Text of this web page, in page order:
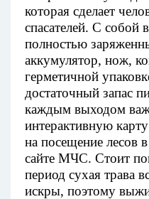
которая сделает
спасателей. С собой
полностью
аккумулятор, нож,
герметичной
достаточный запас
каждым выходом
интерактивную
на посещение лесов
сайте МЧС. Стоит
период сухая трава
искры, поэтому